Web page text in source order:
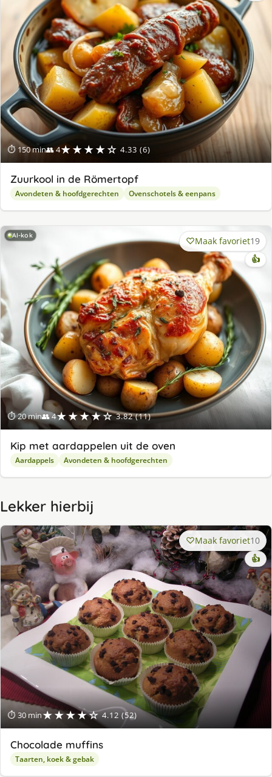
⏱ 150 min👥 4★★★★☆ 4.33 (6)
Zuurkool in de Römertopf
Avondeten & hoofdgerechten Ovenschotels & eenpans
AI-kok
⏱ 20 min👥 4★★★★☆ 3.82 (11)
Maak favoriet19
👍
Kip met aardappelen uit de oven
Aardappels Avondeten & hoofdgerechten
Lekker hierbij
⏱ 30 min★★★★☆ 4.12 (52)
Maak favoriet10
👍
Chocolade muffins
Taarten, koek & gebak